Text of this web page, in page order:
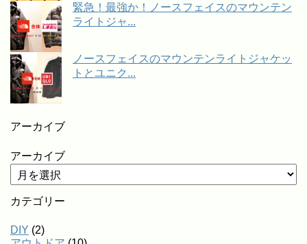
緊急！最強か！ノースフェイスのマウンテン
ライトジャ...
ノースフェイスのマウンテンライトジャケッ
トとユニク...
アーカイブ
アーカイブ
カテゴリー
DIY (2)